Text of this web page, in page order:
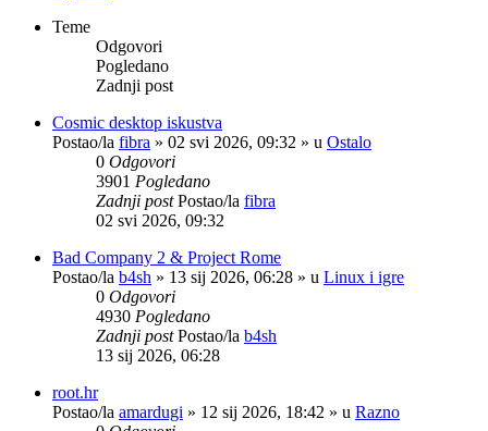
Teme
Odgovori
Pogledano
Zadnji post
Cosmic desktop iskustva
Postao/la fibra » 02 svi 2026, 09:32 » u Ostalo
0 Odgovori
3901 Pogledano
Zadnji postPostao/la fibra
02 svi 2026, 09:32
Bad Company 2 & Project Rome
Postao/la b4sh » 13 sij 2026, 06:28 » u Linux i igre
0 Odgovori
4930 Pogledano
Zadnji postPostao/la b4sh
13 sij 2026, 06:28
root.hr
Postao/la amardugi » 12 sij 2026, 18:42 » u Razno